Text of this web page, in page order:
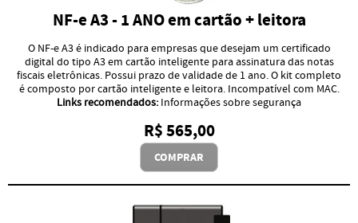
NF-e A3 - 1 ANO em cartão + leitora
O NF-e A3 é indicado para empresas que desejam um certificado
digital do tipo A3 em cartão inteligente para assinatura das notas
fiscais eletrônicas. Possui prazo de validade de 1 ano. O kit completo
é composto por cartão inteligente e leitora. Incompatível com MAC.
Links recomendados: Informações sobre segurança
R$ 565,00
COMPRAR